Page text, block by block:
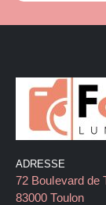
ADRESSE
72 Boulevard de
83000 Toulon